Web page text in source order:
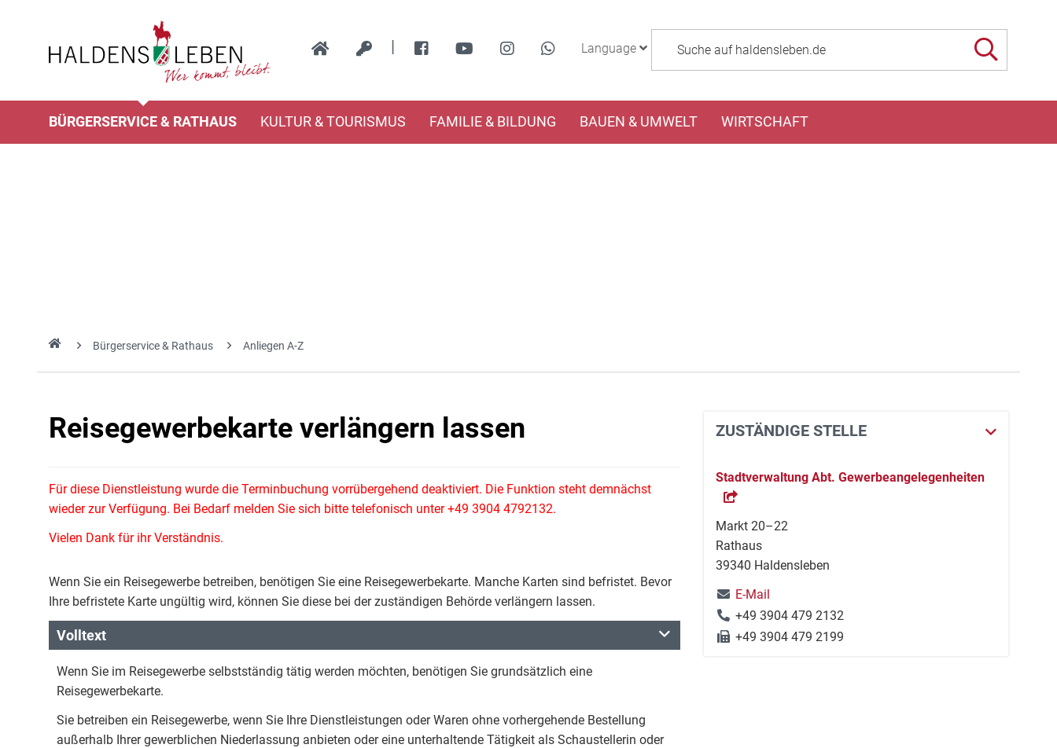
| Language
BÜRGERSERVICE & RATHAUS KULTUR & TOURISMUS FAMILIE & BILDUNG BAUEN & UMWELT WIRTSCHAFT
Bürgerservice & Rathaus Anliegen A-Z
Reisegewerbekarte verlängern lassen
Für diese Dienstleistung wurde die Terminbuchung vorrübergehend deaktiviert. Die Funktion steht demnächst
wieder zur Verfügung. Bei Bedarf melden Sie sich bitte telefonisch unter +49 3904 4792132.
Vielen Dank für ihr Verständnis.
Wenn Sie ein Reisegewerbe betreiben, benötigen Sie eine Reisegewerbekarte. Manche Karten sind befristet. Bevor
Ihre befristete Karte ungültig wird, können Sie diese bei der zuständigen Behörde verlängern lassen.
Volltext
Wenn Sie im Reisegewerbe selbstständig tätig werden möchten, benötigen Sie grundsätzlich eine
Reisegewerbekarte.
Sie betreiben ein Reisegewerbe, wenn Sie Ihre Dienstleistungen oder Waren ohne vorhergehende Bestellung
außerhalb Ihrer gewerblichen Niederlassung anbieten oder eine unterhaltende Tätigkeit als Schaustellerin oder
ZUSTÄNDIGE STELLE
Stadtverwaltung Abt. Gewerbeangelegenheiten
Markt 20–22
Rathaus
39340 Haldensleben
E-Mail
+49 3904 479 2132
+49 3904 479 2199